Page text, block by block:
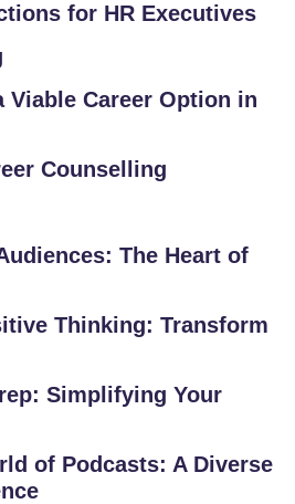
for HR Executives
Career Option in
Counselling
The Heart of
Thinking: Transform
Simplifying Your
of Podcasts: A Diverse